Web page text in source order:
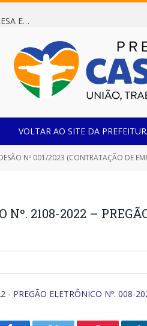
Dispensa de Licitação 085/2026 (CONTRATAÇÃO DE EMPRESA ESPECIALIZADA NA FABRICAÇÃO DE MÓVEIS SOB MEDIDA COM ESTRUTURA METÁLICA EM METALON PARA ATENDIMENTO DAS NECESSIDADES DA SALA SIMOV DA EMEF MADRE MARIA VIGANÓ)
VOLTAR AO SITE DA
Nº 001/2023 (CONTRATAÇÃO DE EMPRESA ESPECIALIZADA NO FORNECIMENTO DE
Nº. 2108-2022 –
- PREGÃO ELETRÔNICO Nº. 008-